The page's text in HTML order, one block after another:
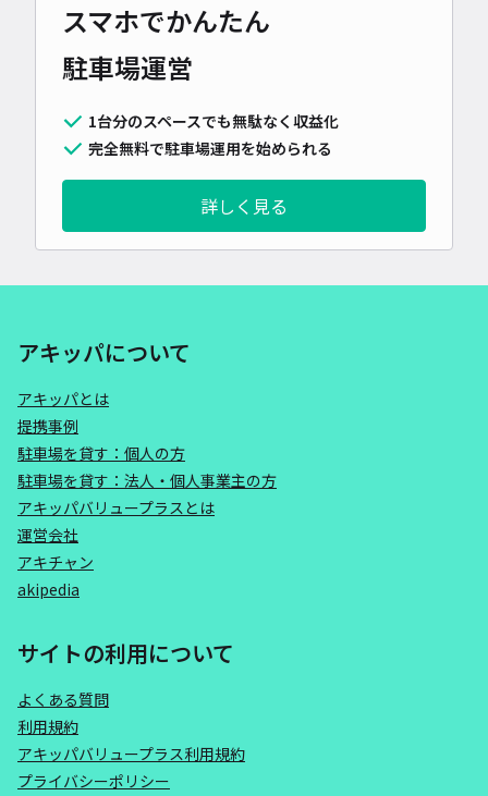
スマホでかんたん
駐車場運営
1台分のスペースでも無駄なく収益化
完全無料で駐車場運用を始められる
詳しく見る
アキッパについて
アキッパとは
提携事例
駐車場を貸す：個人の方
駐車場を貸す：法人・個人事業主の方
アキッパバリュープラスとは
運営会社
アキチャン
akipedia
サイトの利用について
よくある質問
利用規約
アキッパバリュープラス利用規約
プライバシーポリシー